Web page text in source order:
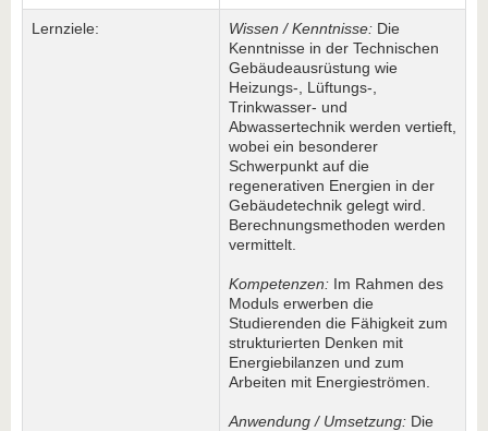
Lernziele: Wissen / Kenntnisse: Die
Kenntnisse in der Technischen
Gebäudeausrüstung wie
Heizungs-, Lüftungs-,
Trinkwasser- und
Abwassertechnik werden vertieft,
wobei ein besonderer
Schwerpunkt auf die
regenerativen Energien in der
Gebäudetechnik gelegt wird.
Berechnungsmethoden werden
vermittelt.
Kompetenzen: Im Rahmen des
Moduls erwerben die
Studierenden die Fähigkeit zum
strukturierten Denken mit
Energiebilanzen und zum
Arbeiten mit Energieströmen.
Anwendung / Umsetzung: Die